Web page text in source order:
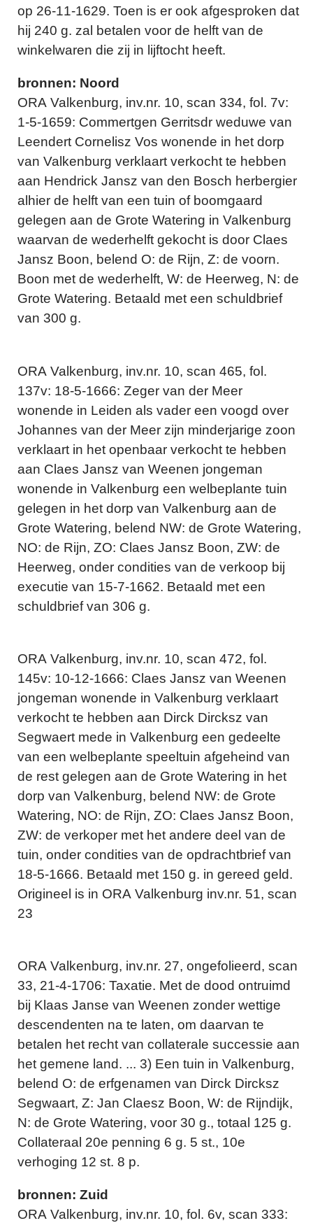
op 26-11-1629. Toen is er ook afgesproken dat
hij 240 g. zal betalen voor de helft van de
winkelwaren die zij in lijftocht heeft.
bronnen: Noord
ORA Valkenburg, inv.nr. 10, scan 334, fol. 7v:
1-5-1659: Commertgen Gerritsdr weduwe van
Leendert Cornelisz Vos wonende in het dorp
van Valkenburg verklaart verkocht te hebben
aan Hendrick Jansz van den Bosch herbergier
alhier de helft van een tuin of boomgaard
gelegen aan de Grote Watering in Valkenburg
waarvan de wederhelft gekocht is door Claes
Jansz Boon, belend O: de Rijn, Z: de voorn.
Boon met de wederhelft, W: de Heerweg, N: de
Grote Watering. Betaald met een schuldbrief
van 300 g.
ORA Valkenburg, inv.nr. 10, scan 465, fol.
137v: 18-5-1666: Zeger van der Meer
wonende in Leiden als vader een voogd over
Johannes van der Meer zijn minderjarige zoon
verklaart in het openbaar verkocht te hebben
aan Claes Jansz van Weenen jongeman
wonende in Valkenburg een welbeplante tuin
gelegen in het dorp van Valkenburg aan de
Grote Watering, belend NW: de Grote Watering,
NO: de Rijn, ZO: Claes Jansz Boon, ZW: de
Heerweg, onder condities van de verkoop bij
executie van 15-7-1662. Betaald met een
schuldbrief van 306 g.
ORA Valkenburg, inv.nr. 10, scan 472, fol.
145v: 10-12-1666: Claes Jansz van Weenen
jongeman wonende in Valkenburg verklaart
verkocht te hebben aan Dirck Dircksz van
Segwaert mede in Valkenburg een gedeelte
van een welbeplante speeltuin afgeheind van
de rest gelegen aan de Grote Watering in het
dorp van Valkenburg, belend NW: de Grote
Watering, NO: de Rijn, ZO: Claes Jansz Boon,
ZW: de verkoper met het andere deel van de
tuin, onder condities van de opdrachtbrief van
18-5-1666. Betaald met 150 g. in gereed geld.
Origineel is in ORA Valkenburg inv.nr. 51, scan
23
ORA Valkenburg, inv.nr. 27, ongefolieerd, scan
33, 21-4-1706: Taxatie. Met de dood ontruimd
bij Klaas Janse van Weenen zonder wettige
descendenten na te laten, om daarvan te
betalen het recht van collaterale successie aan
het gemene land. ... 3) Een tuin in Valkenburg,
belend O: de erfgenamen van Dirck Dircksz
Segwaart, Z: Jan Claesz Boon, W: de Rijndijk,
N: de Grote Watering, voor 30 g., totaal 125 g.
Collateraal 20e penning 6 g. 5 st., 10e
verhoging 12 st. 8 p.
bronnen: Zuid
ORA Valkenburg, inv.nr. 10, fol. 6v, scan 333: